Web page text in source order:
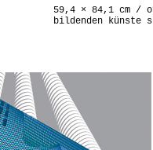
59,4 × 84,1 cm /
bildenden künste